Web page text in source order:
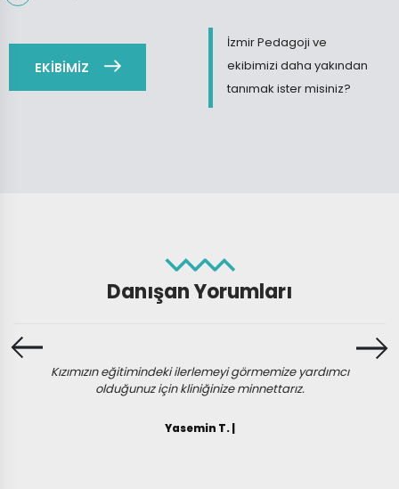
EKİBİMİZ
İzmir Pedagoji ve
ekibimizi daha yakından
tanımak ister misiniz?
Danışan Yorumları
Kızımızın eğitimindeki ilerlemeyi görmemize yardımcı
olduğunuz için kliniğinize minnettarız.
Yasemin T. |